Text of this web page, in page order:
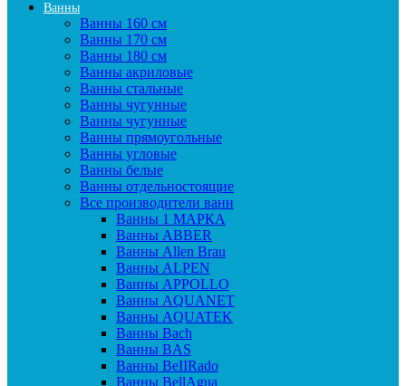
Ванны
Ванны 160 см
Ванны 170 см
Ванны 180 см
Ванны акриловые
Ванны стальные
Ванны чугунные
Ванны чугунные
Ванны прямоугольные
Ванны угловые
Ванны белые
Ванны отдельностоящие
Все производители ванн
Ванны 1 МАРКА
Ванны ABBER
Ванны Allen Brau
Ванны ALPEN
Ванны APPOLLO
Ванны AQUANET
Ванны AQUATEK
Ванны Bach
Ванны BAS
Ванны BeIIRado
Ванны BellAgua